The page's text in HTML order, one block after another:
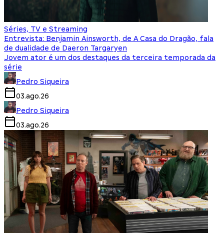
Séries, TV e Streaming
Entrevista: Benjamin Ainsworth, de A Casa do Dragão, fala
de dualidade de Daeron Targaryen
Jovem ator é um dos destaques da terceira temporada da
série
Pedro Siqueira
03.ago.26
Pedro Siqueira
03.ago.26